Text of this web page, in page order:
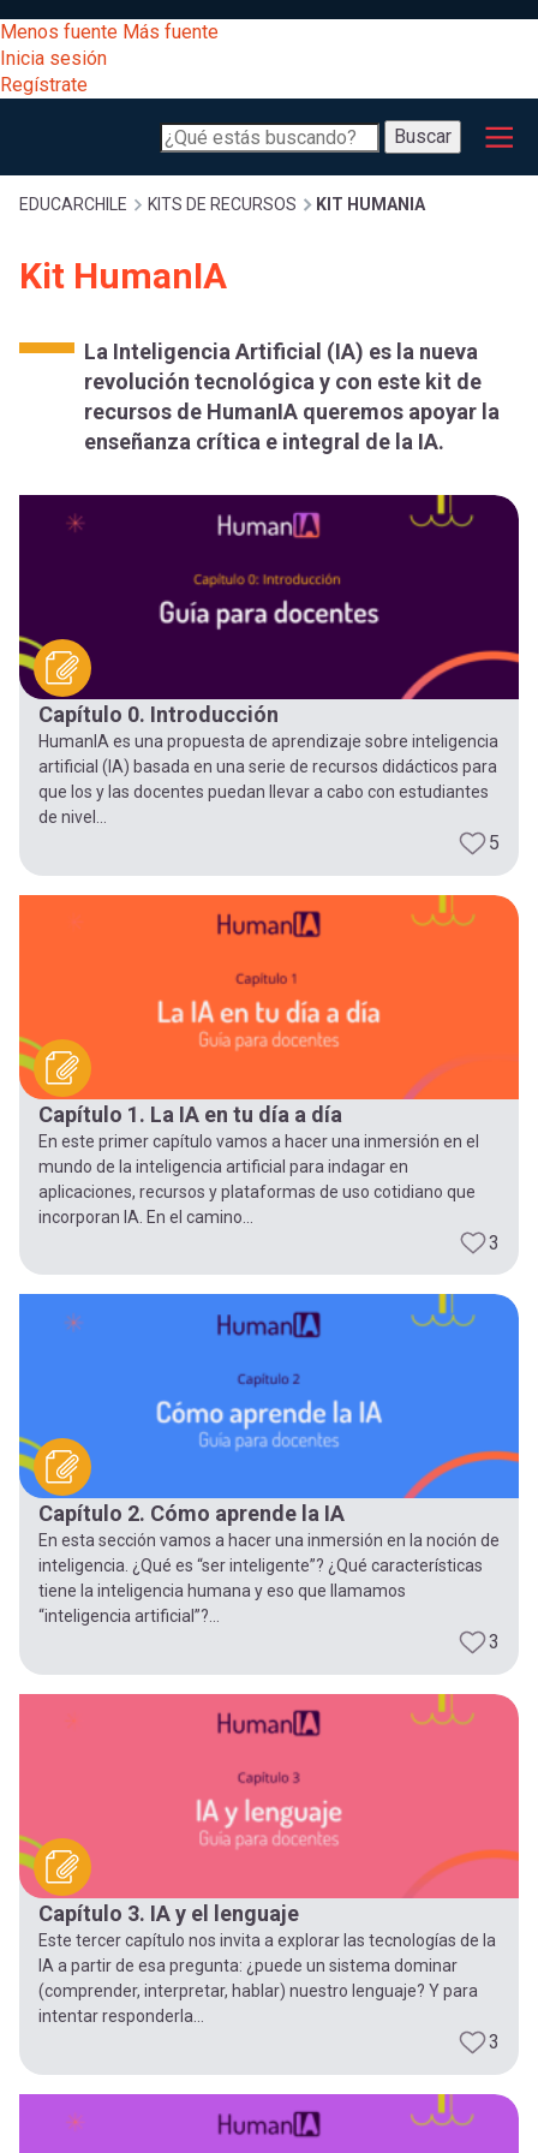
al
contenido
principal
[Educarchile
Escritorio]
Menú
entrar
mi
Menos fuente Más fuente
Inicia sesión
Regístrate
Buscar
Buscar
Menú
principal
Desarrollo
Expand
Gestión
Expand
Expand
Exploración
[Educarchile
Mobile]
Menú
entrar
a
mi
cuenta
Regístrate
Sobrescribir
enlaces
de
ayuda
a
navegación
EDUCARCHILE KITS DE RECURSOS KIT HUMANIA
Kit HumanIA
La Inteligencia Artificial (IA) es la nueva
revolución tecnológica y con este kit de
recursos de HumanIA queremos apoyar la
enseñanza crítica e integral de la IA.
Capítulo 0. Introducción
HumanIA es una propuesta de aprendizaje sobre inteligencia
artificial (IA) basada en una serie de recursos didácticos para
que los y las docentes puedan llevar a cabo con estudiantes
de nivel...
5
Capítulo 1. La IA en tu día a día
En este primer capítulo vamos a hacer una inmersión en el
mundo de la inteligencia artificial para indagar en
aplicaciones, recursos y plataformas de uso cotidiano que
incorporan IA. En el camino...
3
Capítulo 2. Cómo aprende la IA
En esta sección vamos a hacer una inmersión en la noción de
inteligencia. ¿Qué es “ser inteligente”? ¿Qué características
tiene la inteligencia humana y eso que llamamos
“inteligencia artificial”?...
3
Capítulo 3. IA y el lenguaje
Este tercer capítulo nos invita a explorar las tecnologías de la
IA a partir de esa pregunta: ¿puede un sistema dominar
(comprender, interpretar, hablar) nuestro lenguaje? Y para
intentar responderla...
3
registrarte.
Inicia sesión.